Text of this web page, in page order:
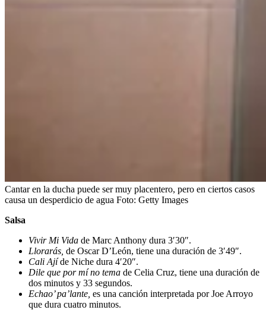
Cantar en la ducha puede ser muy placentero, pero en ciertos casos
causa un desperdicio de agua Foto: Getty Images
Salsa
Vivir Mi Vida de Marc Anthony dura 3′30″.
Llorarás, de Oscar D’León, tiene una duración de 3′49″.
Cali Ajíde Niche dura 4′20″.
Dile que por mí no tema de Celia Cruz, tiene una duración de
dos minutos y 33 segundos.
Echao’ pa’lante, es una canción interpretada por Joe Arroyo
que dura cuatro minutos.